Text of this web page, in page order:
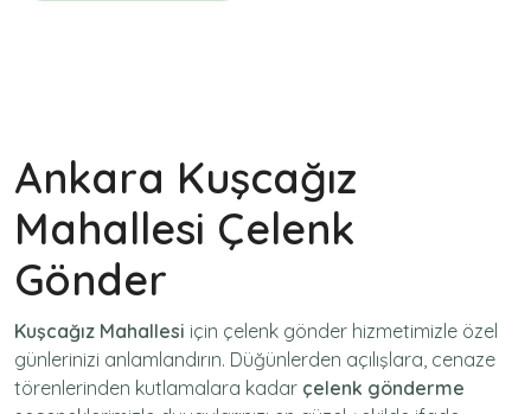
Ankara Kuşcağız
Mahallesi Çelenk
Gönder
Kuşcağız Mahallesi için çelenk gönder hizmetimizle özel
günlerinizi anlamlandırın. Düğünlerden açılışlara, cenaze
törenlerinden kutlamalara kadar çelenk gönderme